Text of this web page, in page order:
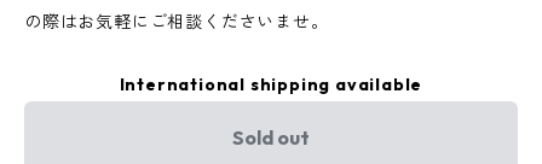
の際はお気軽にご相談くださいませ。
International shipping available
Sold out